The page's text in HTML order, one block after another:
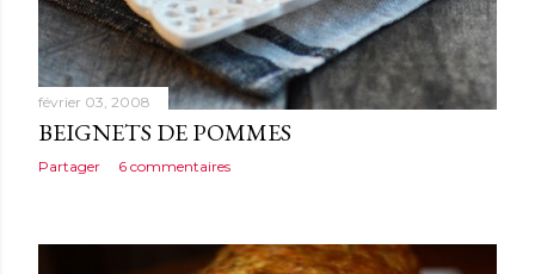
février 03, 2008
BEIGNETS DE POMMES
Partager 6 commentaires